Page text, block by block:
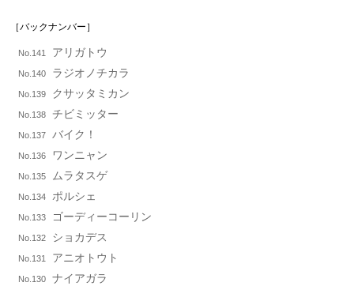
［バックナンバー］
No.141 アリガトウ
No.140 ラジオノチカラ
No.139 クサッタミカン
No.138 チビミッター
No.137 バイク！
No.136 ワンニャン
No.135 ムラタスゲ
No.134 ポルシェ
No.133 ゴーディーコーリン
No.132 ショカデス
No.131 アニオトウト
No.130 ナイアガラ